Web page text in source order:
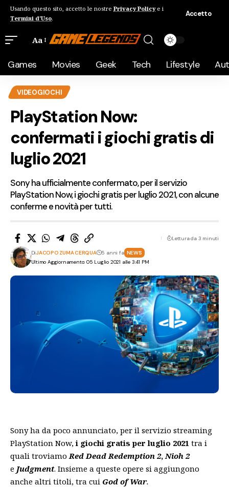
Usando questo sito, accetto le nostre Privacy Policye i
Termini d'Uso.
Accetto
Aa
Games Movies Geek Tech Lifestyle
VIDEOGIOCHI
PlayStation Now:
confermati i giochi gratis di
luglio 2021
Sony ha ufficialmente confermato, per il servizio
PlayStation Now, i giochi gratis per luglio 2021, con alcune
conferme e novità per tutti.
Ultimo Aggiornamento: 05 Luglio 2021 alle 3:41 PM
DiJACOPO ZUMA CERQUA 5 anni fa NEWS
Lettura da 3 minuti
Sony ha da poco annunciato, per il servizio streaming
PlayStation Now,i giochi gratis per luglio 2021 tra i
quali troviamo Red Dead Redemption 2, Nioh 2
e Judgment. Insieme a queste opere si aggiungono
anche altri titoli, tra cui God ofWar.